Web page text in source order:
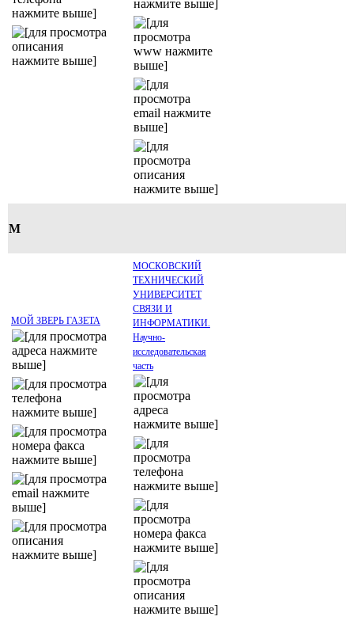
М
МОЙ ЗВЕРЬ ГАЗЕТА
МОСКОВСКИЙ
ТЕХНИЧЕСКИЙ
УНИВЕРСИТЕТ
СВЯЗИ И
ИНФОРМАТИКИ.
Научно-
исследовательская
часть